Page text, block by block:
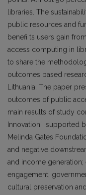
libraries. The
public resources and
benefi ts users gain
access computing in
to share the
outcomes based
Lithuania. The paper
outcomes of public
main results of study
Innovation”, supported
Melinda Gates
and negative
and income
engagement;
cultural preservation